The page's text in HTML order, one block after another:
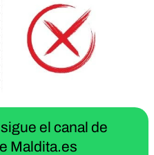
el canal de
Maldita.es